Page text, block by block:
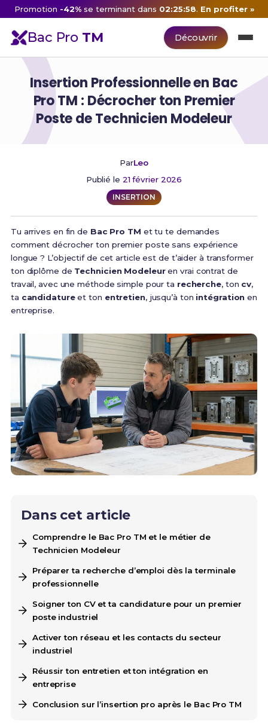
Promotion -42% se terminant dans 02:25:57. En profiter »
Bac Pro TM Découvrir
Insertion Professionnelle en Bac
Pro TM : Décrocher ton Premier
Poste de Technicien Modeleur
ParLeo
Publié le 21 février 2026
INSERTION
Tu arrives en fin de Bac Pro TM et tu te demandes
comment décrocher ton premier poste sans expérience
longue ? L’objectif de cet article est de t’aider à transformer
ton diplôme de Technicien Modeleuren vrai contrat de
travail, avec une méthode simple pour ta recherche, ton cv,
ta candidatureet ton entretien, jusqu’à ton intégration en
entreprise.
Dans cet article
Comprendre le Bac Pro TM et le métier de
Technicien Modeleur
Préparer ta recherche d’emploi dès la terminale
professionnelle
Soigner ton CV et ta candidature pour un premier
poste industriel
Activer ton réseau et les contacts du secteur
industriel
Réussir ton entretien et ton intégration en
entreprise
Conclusion sur l’insertion pro après le Bac Pro TM